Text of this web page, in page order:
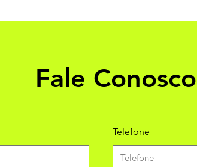
Fale Conosco
Telefone